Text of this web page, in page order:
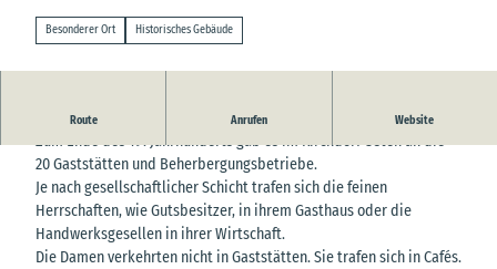
Besonderer Ort Historisches Gebäude
Route Anrufen Website
Das erste Haus am Platze - Historische OsteDeichroute
Zum Ende des 19. Jahrhunderts gab es im Kirchdorf Osten an die
20 Gaststätten und Beherbergungsbetriebe.
Je nach gesellschaftlicher Schicht trafen sich die feinen
Herrschaften, wie Gutsbesitzer, in ihrem Gasthaus oder die
Handwerksgesellen in ihrer Wirtschaft.
Die Damen verkehrten nicht in Gaststätten. Sie trafen sich in Cafés.